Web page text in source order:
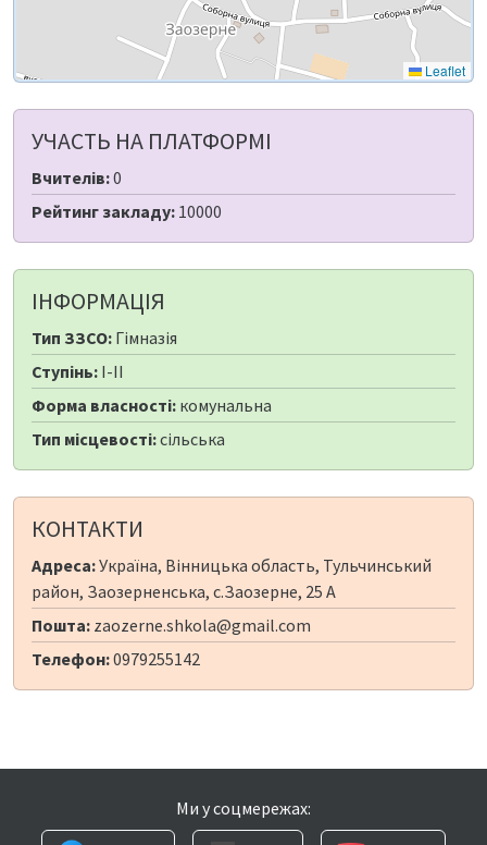
Leaflet
УЧАСТЬ НА ПЛАТФОРМІ
Вчителів:0
Рейтинг закладу: 10000
ІНФОРМАЦІЯ
Тип ЗЗСО: Гімназія
Ступінь: I-II
Форма власності: комунальна
Тип місцевості:сільська
КОНТАКТИ
Адреса:Україна, Вінницька область, Тульчинський
район, Заозерненська, с.Заозерне, 25 А
Пошта: zaozerne.shkola@gmail.com
Телефон:0979255142
Ми у соцмережах: